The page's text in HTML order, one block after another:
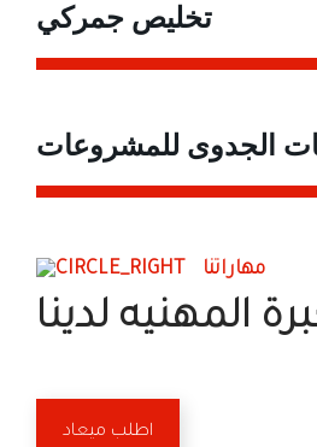
تخليص جمركي
الجدوى للمشروعات
مهاراتنا
المهنيه لدينا
اطلب ميعاد